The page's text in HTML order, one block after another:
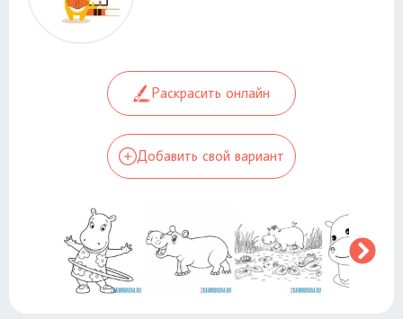
Раскрасить онлайн
Добавить свой вариант